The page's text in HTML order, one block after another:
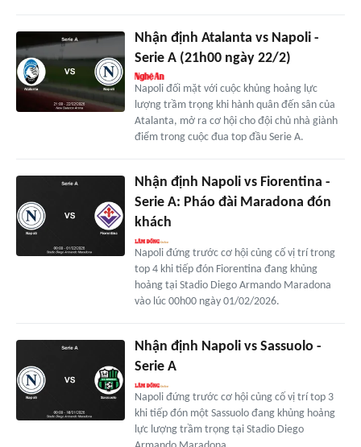
Nhận định Atalanta vs Napoli -
Serie A (21h00 ngày 22/2)
Napoli đối mặt với cuộc khủng hoảng lực
lượng trầm trọng khi hành quân đến sân của
Atalanta, mở ra cơ hội cho đội chủ nhà giành
điểm trong cuộc đua top đầu Serie A.
Nhận định Napoli vs Fiorentina -
Serie A: Pháo đài Maradona đón
khách
Napoli đứng trước cơ hội củng cố vị trí trong
top 4 khi tiếp đón Fiorentina đang khủng
hoảng tại Stadio Diego Armando Maradona
vào lúc 00h00 ngày 01/02/2026.
Nhận định Napoli vs Sassuolo -
Serie A
Napoli đứng trước cơ hội củng cố vị trí top 3
khi tiếp đón một Sassuolo đang khủng hoảng
lực lượng trầm trọng tại Stadio Diego